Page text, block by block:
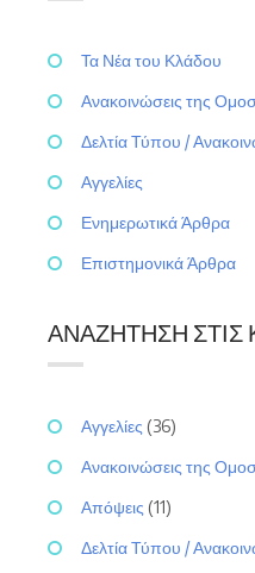
Τα Νέα του Κλάδου
Ανακοινώσεις της
Δελτία Τύπου /
Αγγελίες
Ενημερωτικά Άρθρα
Επιστημονικά Άρθρα
ΑΝΑΖΉΤΗΣΗ ΣΤΙΣ
Αγγελίες (36)
Ανακοινώσεις της
Απόψεις (11)
Δελτία Τύπου /